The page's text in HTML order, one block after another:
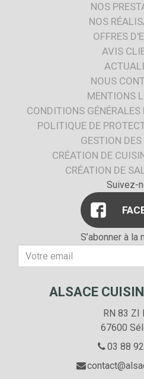
NOS
NOS
OFFRES
AVIS
NOUS
MENTIONS
CONDITIONS
POLITIQUE DE
GESTION
CRÉATION DE
CRÉATION DE
Suivez-
S’abonner à
mail
ALSACE
RN 83 ZI
67600
03 88